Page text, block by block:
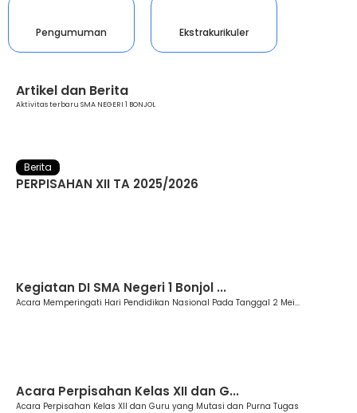
Pengumuman Ekstrakurikuler
Artikel dan Berita
Aktivitas terbaru SMA NEGERI 1 BONJOL
Berita
PERPISAHAN XII TA 2025/2026
Kegiatan DI SMA Negeri 1 Bonjol ...
Acara Memperingati Hari Pendidikan Nasional Pada Tanggal 2 Mei...
Acara Perpisahan Kelas XII dan G...
Acara Perpisahan Kelas XII dan Guru yang Mutasi dan Purna Tugas